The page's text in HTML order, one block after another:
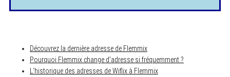
Découvrez la dernière adresse de Flemmix
Pourquoi Flemmix change d’adresse si fréquemment ?
L’historique des adresses de Wiflix à Flemmix